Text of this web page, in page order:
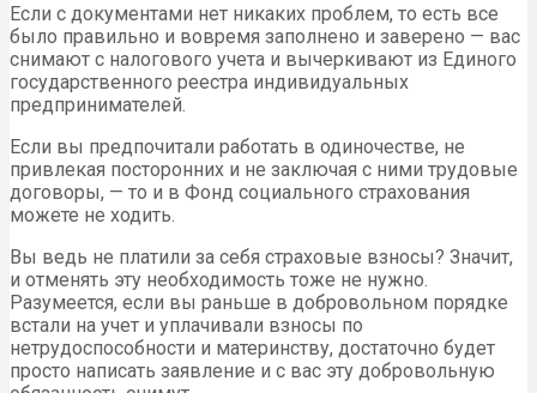
Если с документами нет никаких проблем, то есть все
было правильно и вовремя заполнено и заверено — вас
снимают с налогового учета и вычеркивают из Единого
государственного реестра индивидуальных
предпринимателей.
Если вы предпочитали работать в одиночестве, не
привлекая посторонних и не заключая с ними трудовые
договоры, — то и в Фонд социального страхования
можете не ходить.
Вы ведь не платили за себя страховые взносы? Значит,
и отменять эту необходимость тоже не нужно.
Разумеется, если вы раньше в добровольном порядке
встали на учет и уплачивали взносы по
нетрудоспособности и материнству, достаточно будет
просто написать заявление и с вас эту добровольную